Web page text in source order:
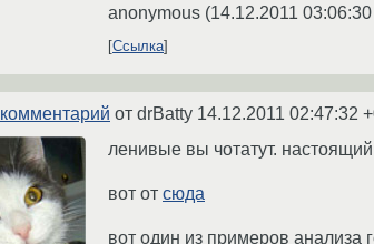
anonymous (14.12.2011
Ссылка
комментарий от drBatty 14.12.2011 02:47:32
ленивые вы чотатут.
вот от сюда
вот один из примеров анализа